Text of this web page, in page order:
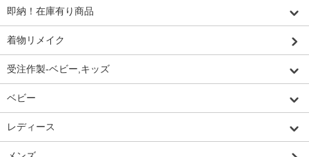
即納！在庫有り商品
着物リメイク
受注作製-ベビー,キッズ
ベビー
レディース